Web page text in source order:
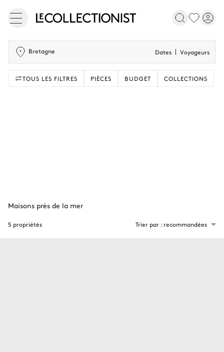
Bretagne Dates Voyageurs
TOUS LES FILTRES PIÈCES BUDGET COLLECTIONS
5 propriétés Trier par : recommandées
Maisons près de la mer